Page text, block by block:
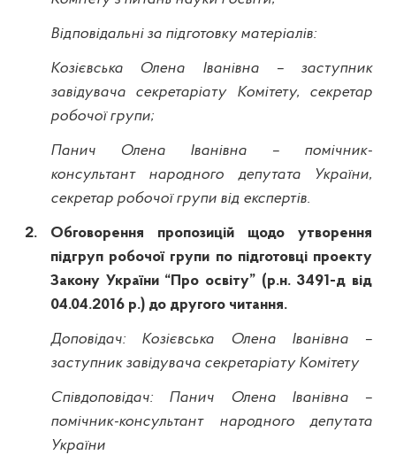
Відповідальні за підготовку матеріалів:
Козієвська Олена Іванівна – заступник
завідувача секретаріату Комітету, секретар
робочої групи;
Панич Олена Іванівна – помічник-
консультант народного депутата України,
секретар робочої групи від експертів.
2.
Обговорення пропозицій щодо утворення
підгруп робочої групи по підготовці проекту
Закону України “Про освіту” (р.н. 3491-д від
04.04.2016 р.) до другого читання.
Доповідач: Козієвська Олена Іванівна –
заступник завідувача секретаріату Комітету
Співдоповідач: Панич Олена Іванівна –
помічник-консультант народного депутата
України